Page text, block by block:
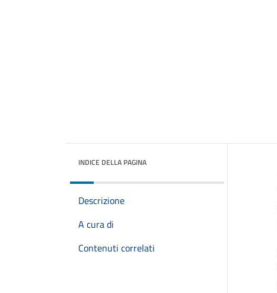
INDICE DELLA PAGINA
Descrizione
A cura di
Contenuti correlati